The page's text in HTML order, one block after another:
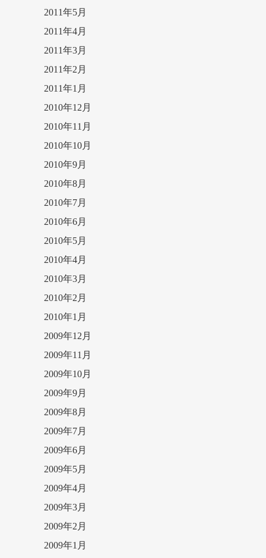
2011年5月
2011年4月
2011年3月
2011年2月
2011年1月
2010年12月
2010年11月
2010年10月
2010年9月
2010年8月
2010年7月
2010年6月
2010年5月
2010年4月
2010年3月
2010年2月
2010年1月
2009年12月
2009年11月
2009年10月
2009年9月
2009年8月
2009年7月
2009年6月
2009年5月
2009年4月
2009年3月
2009年2月
2009年1月